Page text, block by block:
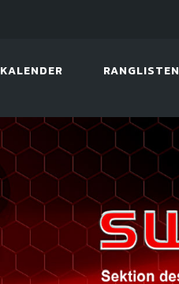
KALENDER RANGLISTEN